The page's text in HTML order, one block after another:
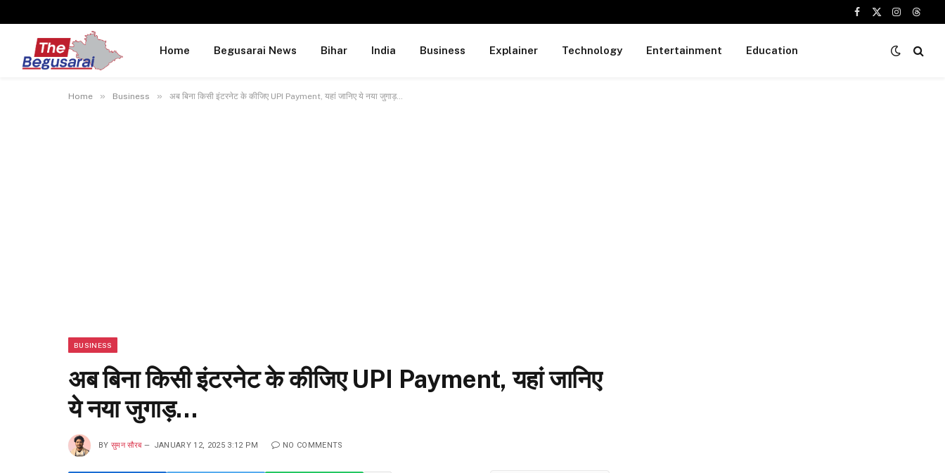
Facebook
X
Instagram
Home Begusarai News Bihar India Business Explainer Technology Entertainment Education
Home » Business » अब बिना किसी इंटरनेट के कीजिए UPI Payment, यहां जानिए ये नया जुगाड़…
BUSINESS
अब बिना किसी इंटरनेट के कीजिए UPI Payment, यहां जानिए
ये नया जुगाड़…
BY सुमन सौरब JANUARY 12, 2025 3:12 PM NO COMMENTS